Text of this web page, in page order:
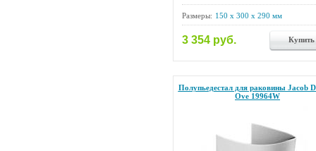
Размеры: 150 x 300 x 290 мм
3 354 руб. Купить
Полупьедестал для раковины Jacob
Ove 19964W